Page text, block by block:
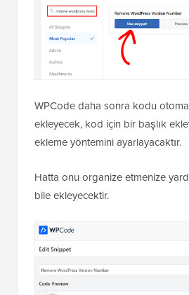
ekleyecek, kod için bir başlık
ekleme yöntemini ayarlayacaktır.
Hatta onu organize etmenize
bile ekleyecektir.